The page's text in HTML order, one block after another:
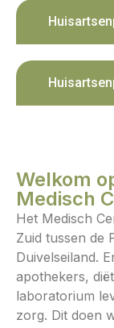
Welkom
Medisch
Het Medisch
Zuid tussen de
Duivelseiland.
apothekers,
laboratorium
zorg. Dit doen